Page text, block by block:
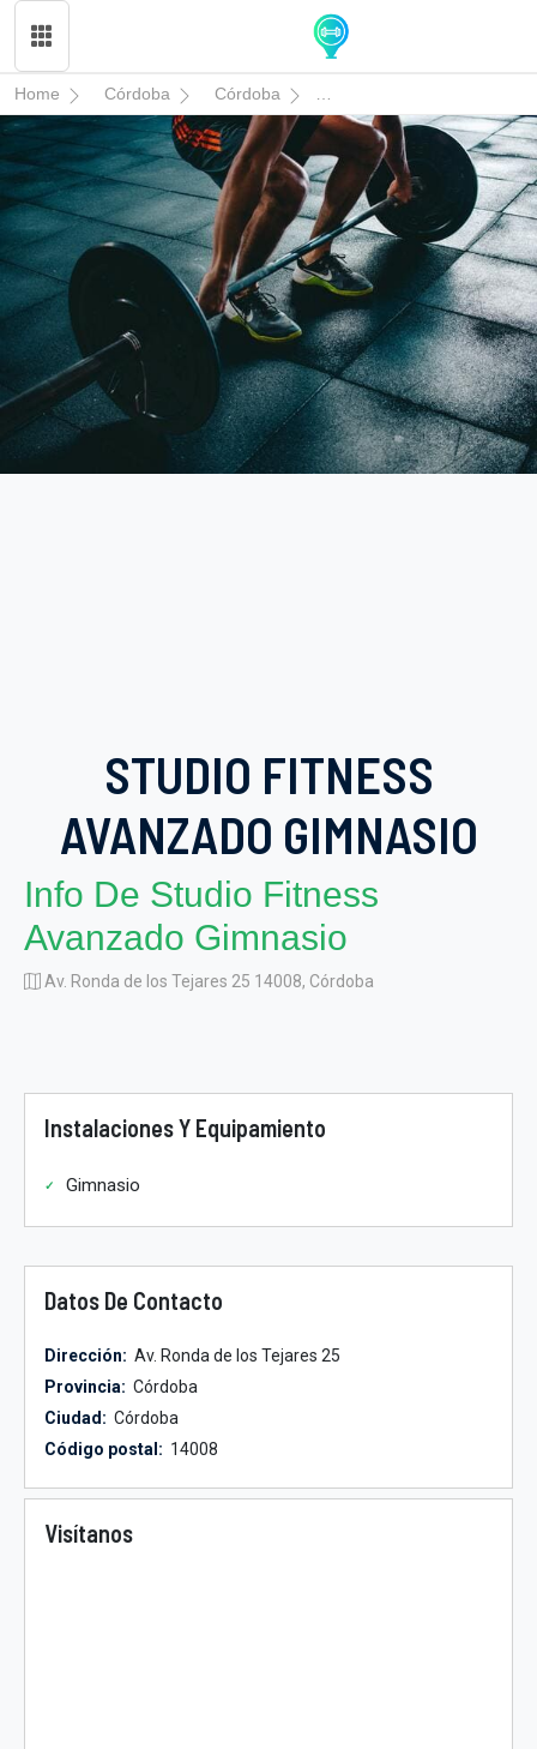
Home Córdoba Córdoba Studio Fitness Avanzado
STUDIO FITNESS
AVANZADO GIMNASIO
Info De Studio Fitness
Avanzado Gimnasio
Av. Ronda de los Tejares 25 14008, Córdoba
Instalaciones Y Equipamiento
Gimnasio
Datos De Contacto
Dirección: Av. Ronda de los Tejares 25
Provincia: Córdoba
Ciudad: Córdoba
Código postal: 14008
Visítanos